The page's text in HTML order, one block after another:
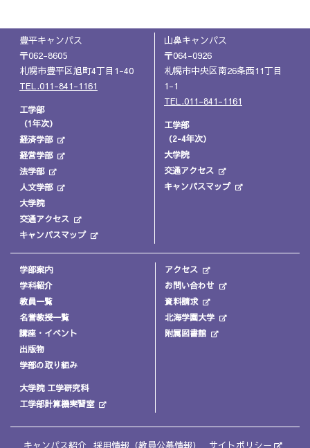
豊平キャンパス
〒062-8605
札幌市豊平区旭町4丁目1-40
TEL.011-841-1161
工学部
（1年次）
経済学部
経営学部
法学部
人文学部
大学院
交通アクセス
キャンパスマップ
山鼻キャンパス
〒064-0926
札幌市中央区南26条西11丁目
1-1
TEL.011-841-1161
工学部
（2-4年次）
大学院
交通アクセス
キャンパスマップ
学部案内
学科紹介
教員一覧
名誉教授一覧
講座・イベント
出版物
学部の取り組み
大学院 工学研究科
工学部計算機実習室
アクセス
お問い合わせ
資料請求
北海学園大学
附属図書館